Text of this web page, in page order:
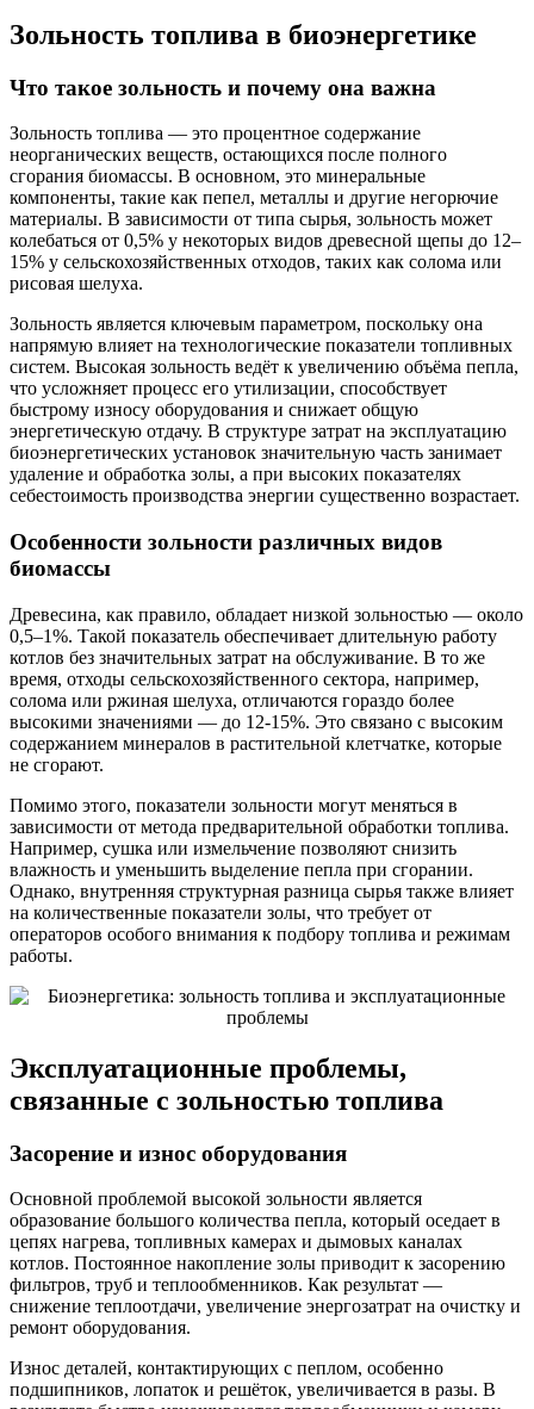
Зольность топлива в биоэнергетике
Что такое зольность и почему она важна
Зольность топлива — это процентное содержание
неорганических веществ, остающихся после полного
сгорания биомассы. В основном, это минеральные
компоненты, такие как пепел, металлы и другие негорючие
материалы. В зависимости от типа сырья, зольность может
колебаться от 0,5% у некоторых видов древесной щепы до 12–
15% у сельскохозяйственных отходов, таких как солома или
рисовая шелуха.
Зольность является ключевым параметром, поскольку она
напрямую влияет на технологические показатели топливных
систем. Высокая зольность ведёт к увеличению объёма пепла,
что усложняет процесс его утилизации, способствует
быстрому износу оборудования и снижает общую
энергетическую отдачу. В структуре затрат на эксплуатацию
биоэнергетических установок значительную часть занимает
удаление и обработка золы, а при высоких показателях
себестоимость производства энергии существенно возрастает.
Особенности зольности различных видов
биомассы
Древесина, как правило, обладает низкой зольностью — около
0,5–1%. Такой показатель обеспечивает длительную работу
котлов без значительных затрат на обслуживание. В то же
время, отходы сельскохозяйственного сектора, например,
солома или ржиная шелуха, отличаются гораздо более
высокими значениями — до 12-15%. Это связано с высоким
содержанием минералов в растительной клетчатке, которые
не сгорают.
Помимо этого, показатели зольности могут меняться в
зависимости от метода предварительной обработки топлива.
Например, сушка или измельчение позволяют снизить
влажность и уменьшить выделение пепла при сгорании.
Однако, внутренняя структурная разница сырья также влияет
на количественные показатели золы, что требует от
операторов особого внимания к подбору топлива и режимам
работы.
Эксплуатационные проблемы,
связанные с зольностью топлива
Засорение и износ оборудования
Основной проблемой высокой зольности является
образование большого количества пепла, который оседает в
цепях нагрева, топливных камерах и дымовых каналах
котлов. Постоянное накопление золы приводит к засорению
фильтров, труб и теплообменников. Как результат —
снижение теплоотдачи, увеличение энергозатрат на очистку и
ремонт оборудования.
Износ деталей, контактирующих с пеплом, особенно
подшипников, лопаток и решёток, увеличивается в разы. В